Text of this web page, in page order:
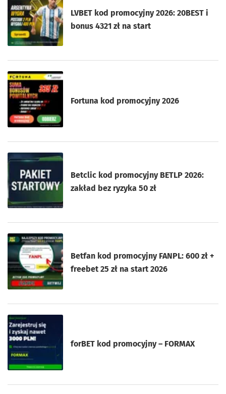
LVBET kod promocyjny 2026: 20BEST i
bonus 4321 zł na start
Fortuna kod promocyjny 2026
Betclic kod promocyjny BETLP 2026:
zakład bez ryzyka 50 zł
Betfan kod promocyjny FANPL: 600 zł +
freebet 25 zł na start 2026
forBET kod promocyjny – FORMAX